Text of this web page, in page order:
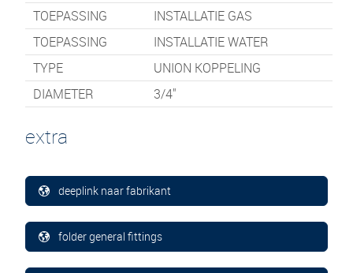
TOEPASSING
INSTALLATIE GAS
TOEPASSING
INSTALLATIE WATER
TYPE
UNION KOPPELING
DIAMETER
3/4"
extra
deeplink naar fabrikant
folder general fittings